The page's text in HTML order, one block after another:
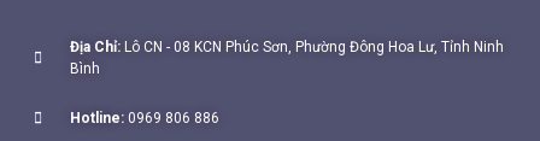
Địa Chỉ: Lô CN - 08 KCN Phúc Sơn, Phường Đông Hoa Lư, Tỉnh Ninh
Bình
Hotline: 0969 806 886